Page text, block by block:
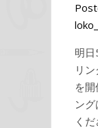
明
リ
を
ン
く